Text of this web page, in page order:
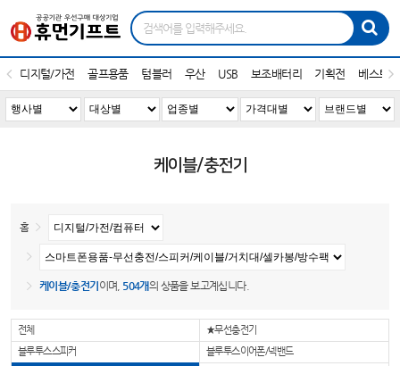
디지털/가전 골프용품 텀블러 우산 USB 보조배터리 기획전 베스트
케이블/충전기
홈
케이블/충전기 이며, 504개의 상품을 보고계십니다.
전체
★무선충전기
블루투스스피커
블루투스이어폰/넥밴드